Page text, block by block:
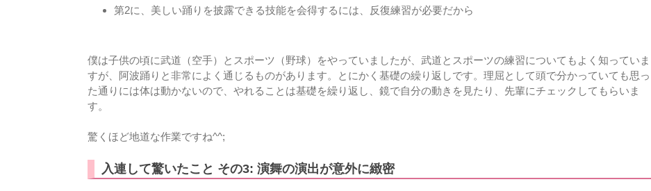
第2に、美しい踊りを披露できる技能を会得するには、反復練習が必要だから
僕は子供の頃に武道（空手）とスポーツ（野球）をやっていましたが、武道とスポーツの練習についてもよく知っていま
すが、阿波踊りと非常によく通じるものがあります。とにかく基礎の繰り返しです。理屈として頭で分かっていても思っ
た通りには体は動かないので、やれることは基礎を繰り返し、鏡で自分の動きを見たり、先輩にチェックしてもらいま
す。
驚くほど地道な作業ですね^^;
入連して驚いたこと その3: 演舞の演出が意外に緻密